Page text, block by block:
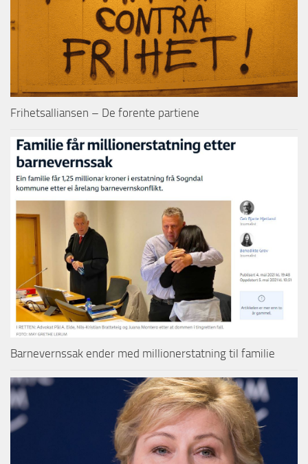
Frihetsalliansen – De forente partiene
Barnevernssak ender med millionerstatning til familie